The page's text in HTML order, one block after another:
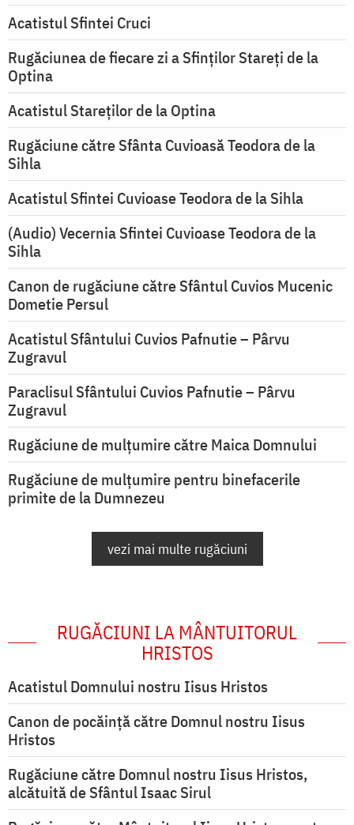
Acatistul Sfintei Cruci
Rugăciunea de fiecare zi a Sfinților Stareți de la
Optina
Acatistul Stareţilor de la Optina
Rugăciune către Sfânta Cuvioasă Teodora de la
Sihla
Acatistul Sfintei Cuvioase Teodora de la Sihla
(Audio) Vecernia Sfintei Cuvioase Teodora de la
Sihla
Canon de rugăciune către Sfântul Cuvios Mucenic
Dometie Persul
Acatistul Sfântului Cuvios Pafnutie – Pârvu
Zugravul
Paraclisul Sfântului Cuvios Pafnutie – Pârvu
Zugravul
Rugăciune de mulţumire către Maica Domnului
Rugăciune de mulțumire pentru binefacerile
primite de la Dumnezeu
vezi mai multe rugăciuni
RUGĂCIUNI LA MÂNTUITORUL
HRISTOS
Acatistul Domnului nostru Iisus Hristos
Canon de pocăință către Domnul nostru Iisus
Hristos
Rugăciune către Domnul nostru Iisus Hristos,
alcătuită de Sfântul Isaac Sirul